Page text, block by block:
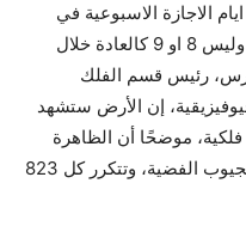
الاجازة الاسبوعية في
الشهر الجمعة والسبت تصبح 10 ايام وليس 8 او 9 كالعادة خلال
رئيس قسم الفلك
إن الأرض ستشهد
موضحًا أن الظاهرة
مرتبطة بالتقويم الميلادي وتُسمَّى بالجيوب الفضية، وتتكرر كل 823